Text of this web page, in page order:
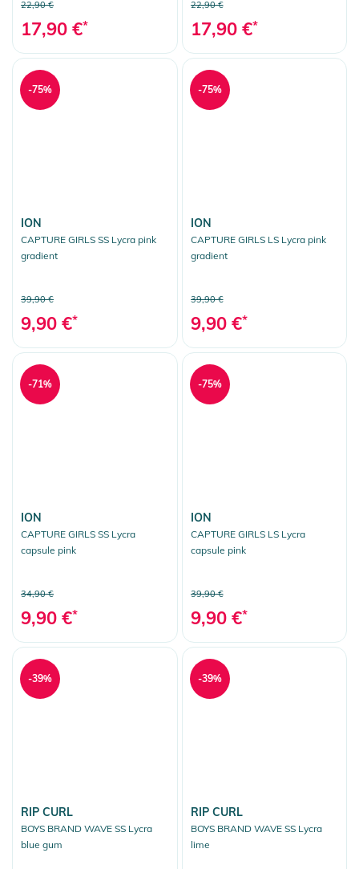
22,90 €
17,90 €*
22,90 €
17,90 €*
ION
CAPTURE GIRLS SS Lycra pink
gradient
39,90 €
9,90 €*
-75%
ION
CAPTURE GIRLS LS Lycra pink
gradient
39,90 €
9,90 €*
-75%
ION
CAPTURE GIRLS SS Lycra
capsule pink
34,90 €
9,90 €*
-71%
ION
CAPTURE GIRLS LS Lycra
capsule pink
39,90 €
9,90 €*
-75%
RIP CURL
BOYS BRAND WAVE SS Lycra
blue gum
-39%
RIP CURL
BOYS BRAND WAVE SS Lycra
lime
-39%